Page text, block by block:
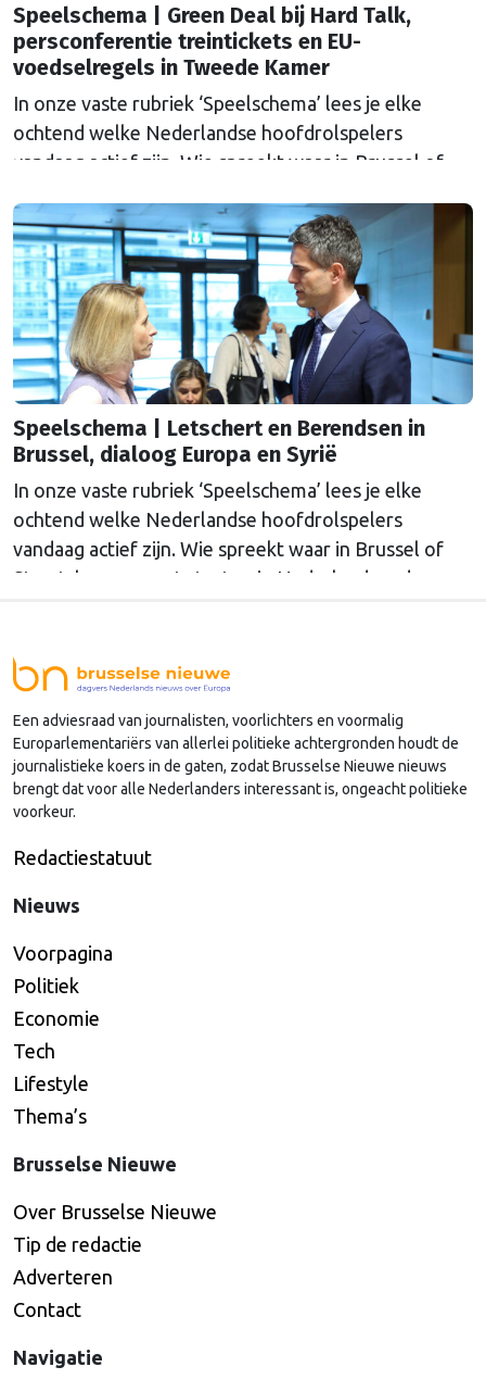
Speelschema | Green Deal bij Hard Talk,
persconferentie treintickets en EU-
voedselregels in Tweede Kamer
In onze vaste rubriek ‘Speelschema’ lees je elke
ochtend welke Nederlandse hoofdrolspelers
vandaag actief zijn. Wie spreekt waar in Brussel of
agenda?
Speelschema | Letschert en Berendsen in
Brussel, dialoog Europa en Syrië
In onze vaste rubriek ‘Speelschema’ lees je elke
ochtend welke Nederlandse hoofdrolspelers
vandaag actief zijn. Wie spreekt waar in Brussel of
Straatsburg, en wat staat er in Nederland op de
Een adviesraad van journalisten, voorlichters en voormalig
Europarlementariërs van allerlei politieke achtergronden houdt de
journalistieke koers in de gaten, zodat Brusselse Nieuwe nieuws
brengt dat voor alle Nederlanders interessant is, ongeacht politieke
voorkeur.
Redactiestatuut
Nieuws
Voorpagina
Politiek
Economie
Tech
Lifestyle
Thema’s
Brusselse Nieuwe
Over Brusselse Nieuwe
Tip de redactie
Adverteren
Contact
Navigatie